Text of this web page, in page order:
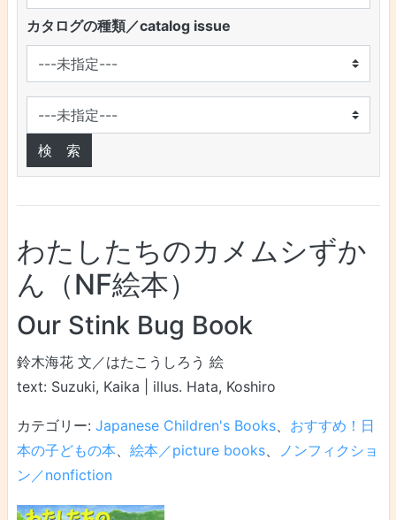
カタログの種類／catalog issue
わたしたちのカメムシずか
ん（NF絵本）
Our Stink Bug Book
鈴木海花 文／はたこうしろう 絵
text: Suzuki, Kaika | illus. Hata, Koshiro
カテゴリー: Japanese Children's Books、 おすすめ！日
本の子どもの本、 絵本／picture books、
ノンフィクショ
ン／nonfiction